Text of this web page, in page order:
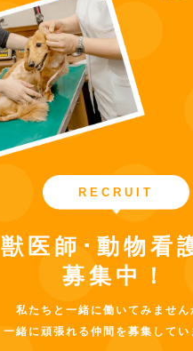
RECRUIT
獣医師･動物看
募集中！
私たちと一緒に働いてみません
一緒に頑張れる仲間を募集してい